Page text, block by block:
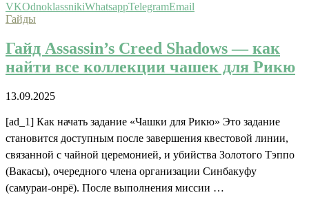
VKOdnoklassnikiWhatsappTelegramEmail
Гайды
Гайд Assassin’s Creed Shadows — как
найти все коллекции чашек для Рикю
13.09.2025
[ad_1] Как начать задание «Чашки для Рикю» Это задание
становится доступным после завершения квестовой линии,
связанной с чайной церемонией, и убийства Золотого Тэппо
(Вакасы), очередного члена организации Синбакуфу
(самураи-онрё). После выполнения миссии …